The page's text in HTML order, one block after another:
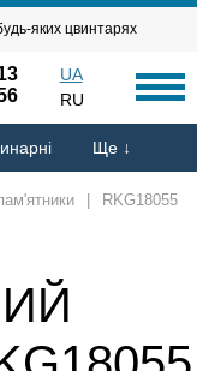
яких цвинтарях
UA
RU
Ще ↓
RKG18055